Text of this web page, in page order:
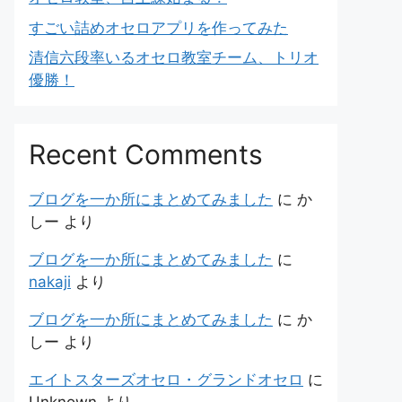
すごい詰めオセロアプリを作ってみた
清信六段率いるオセロ教室チーム、トリオ
優勝！
Recent Comments
ブログを一か所にまとめてみました に か
しー より
ブログを一か所にまとめてみました に
nakaji より
ブログを一か所にまとめてみました に か
しー より
エイトスターズオセロ・グランドオセロ に